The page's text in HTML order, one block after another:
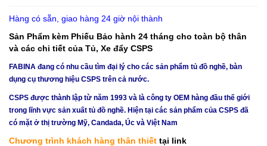
Hàng có sẵn, giao hàng 24 giờ nội thành
Sản Phẩm kèm Phiếu Bảo hành 24 tháng cho toàn bộ thân
và các chi tiết của Tủ, Xe đẩy CSPS
FABINA đang có nhu cầu tìm đại lý cho các sản phẩm tủ đồ nghề, bàn
dụng cụ thương hiệu CSPS trên cả nước.
CSPS được thành lập từ năm 1993 và là công ty OEM hàng đầu thế giới
trong lĩnh vực sản xuất tủ đồ nghề. Hiện tại các sản phẩm của CSPS đã
có mặt ở thị trường Mỹ, Candada, Úc và Việt Nam
Chương trình khách hàng thân thiết tại link